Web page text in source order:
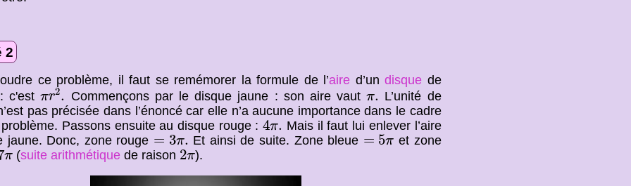
2
ce problème, il faut se remémorer la formule de l’aire d’undisque de
c'estπr2.
πr2.
Commençons par le disque jaune : son aire vautπ.
π
L’unité de
pas précisée dans l’énoncé car elle n’a aucune importance dans le cadre
Passons ensuite au disque rouge :4π.
4π.Mais il faut lui enlever l’aire
jaune. Donc, zone rouge = 3π.
=3π. Et ainsi de suite. Zone bleue = 5π
=5π
et zone
π (suite arithmétique de raison 2π
2π).